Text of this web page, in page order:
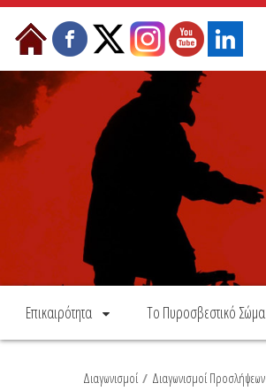
Skip to Content
Επικαιρότητα Το Πυροσβεστικό Σώμα
Διαγωνισμοί / Διαγωνισμοί Προσλήψεων